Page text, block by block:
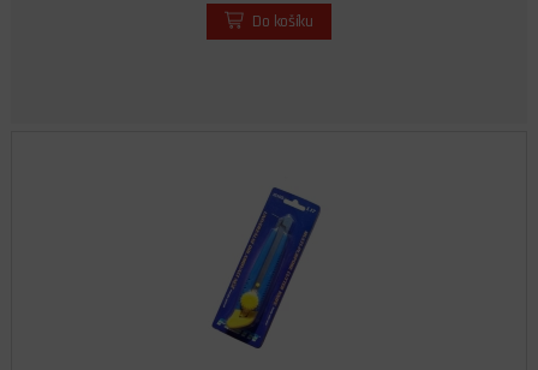
Do košíku